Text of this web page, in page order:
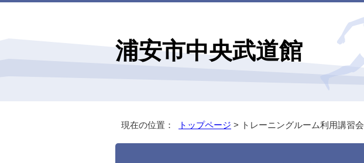
浦安市中央武道館
現在の位置： トップページ > トレーニングルーム利用講習会